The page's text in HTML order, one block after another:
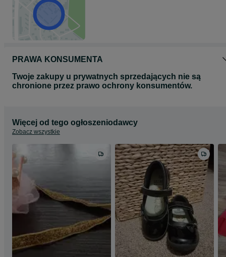
PRAWA KONSUMENTA
Twoje zakupy u prywatnych sprzedających nie są
chronione przez prawo ochrony konsumentów.
Więcej od tego ogłoszeniodawcy
Zobacz wszystkie